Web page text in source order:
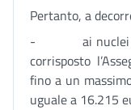
Pertanto, a
- ai nuclei con
corrisposto
fino a un
uguale a 16.215